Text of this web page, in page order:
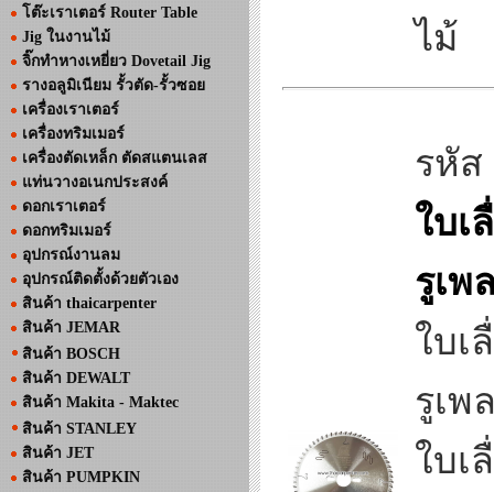
โต๊ะเราเตอร์ Router Table
Jig ในงานไม้
จิ๊กทำหางเหยี่ยว Dovetail Jig
รางอลูมิเนียม รั้วตัด-รั้วซอย
เครื่องเราเตอร์
เครื่องทริมเมอร์
เครื่องตัดเหล็ก ตัดสแตนเลส
แท่นวางอเนกประสงค์
ดอกเราเตอร์
ดอกทริมเมอร์
อุปกรณ์งานลม
อุปกรณ์ติดตั้งด้วยตัวเอง
สินค้า thaicarpenter
สินค้า JEMAR
สินค้า BOSCH
สินค้า DEWALT
สินค้า Makita - Maktec
สินค้า STANLEY
สินค้า JET
สินค้า PUMPKIN
ไม้
รหัส
ใบเ
รูเพ
ใบเ
รูเพ
ใบเ